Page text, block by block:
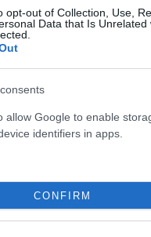
opt-out of Collection, Use,
Data that Is
allow Google to enable
identifiers in apps.
CONFIRM
- Μαρτυρίες